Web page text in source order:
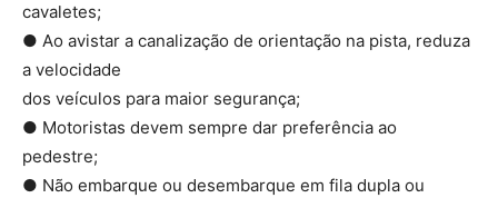
cavaletes;
● Ao avistar a canalização de orientação na pista, reduza
a velocidade
dos veículos para maior segurança;
● Motoristas devem sempre dar preferência ao
pedestre;
● Não embarque ou desembarque em fila dupla ou